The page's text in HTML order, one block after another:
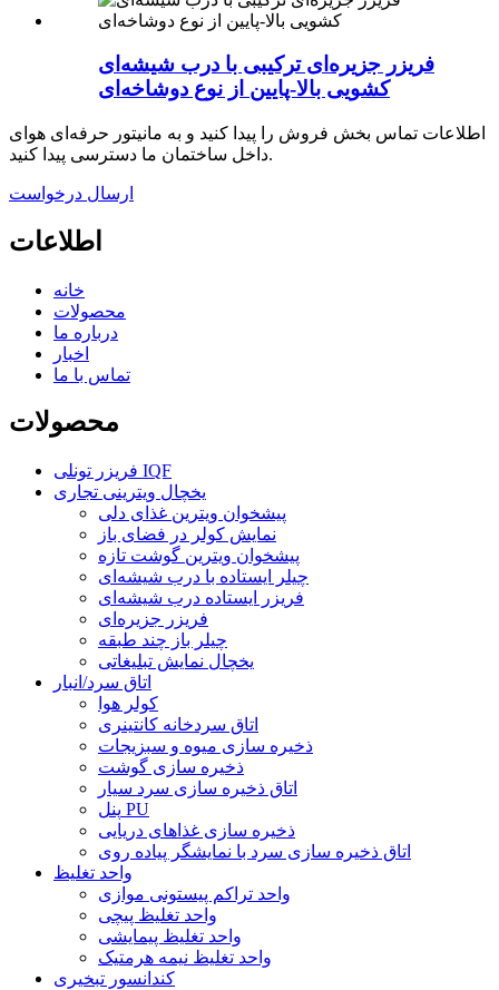
فریزر جزیره‌ای ترکیبی با درب شیشه‌ای
کشویی بالا-پایین از نوع دوشاخه‌ای
اطلاعات تماس بخش فروش را پیدا کنید و به مانیتور حرفه‌ای هوای
داخل ساختمان ما دسترسی پیدا کنید.
ارسال درخواست
اطلاعات
خانه
محصولات
درباره ما
اخبار
تماس با ما
محصولات
فریزر تونلی IQF
یخچال ویترینی تجاری
پیشخوان ویترین غذای دلی
نمایش کولر در فضای باز
پیشخوان ویترین گوشت تازه
چیلر ایستاده با درب شیشه‌ای
فریزر ایستاده درب شیشه‌ای
فریزر جزیره‌ای
چیلر باز چند طبقه
یخچال نمایش تبلیغاتی
اتاق سرد/انبار
کولر هوا
اتاق سردخانه کانتینری
ذخیره سازی میوه و سبزیجات
ذخیره سازی گوشت
اتاق ذخیره سازی سرد سیار
پنل PU
ذخیره سازی غذاهای دریایی
اتاق ذخیره سازی سرد با نمایشگر پیاده روی
واحد تغلیظ
واحد تراکم پیستونی موازی
واحد تغلیظ پیچی
واحد تغلیظ پیمایشی
واحد تغلیظ نیمه هرمتیک
کندانسور تبخیری